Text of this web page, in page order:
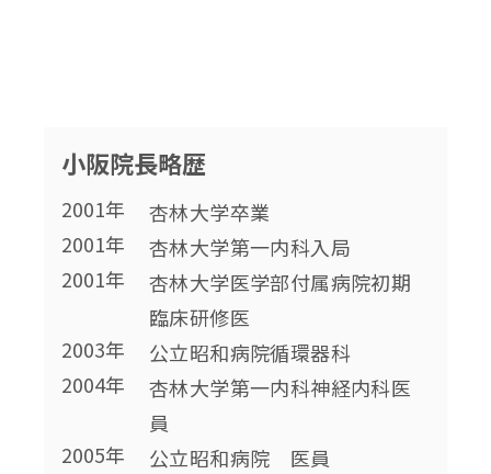
小阪院長略歴
2001年
杏林大学卒業
2001年
杏林大学第一内科入局
2001年
杏林大学医学部付属病院初期
臨床研修医
2003年
公立昭和病院循環器科
2004年
杏林大学第一内科神経内科医
員
2005年
公立昭和病院 医員